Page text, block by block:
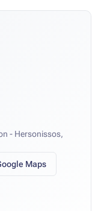
- Hersonissos,
Maps